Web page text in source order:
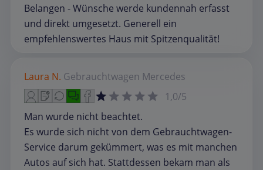
Belangen - Wünsche werde kundennah erfasst
und direkt umgesetzt. Generell ein
empfehlenswertes Haus mit Spitzenqualität!
Laura N. Gebrauchtwagen Mercedes
1,0/5
Man wurde nicht beachtet.
Es wurde sich nicht von dem Gebrauchtwagen-
Service darum gekümmert, was es mit manchen
Autos auf sich hat. Stattdessen bekam man als